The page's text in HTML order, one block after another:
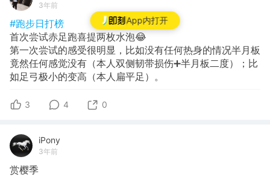
App内打开
3年前
#跑步日打榜
首次尝试赤足跑喜提两枚水泡😂
第一次尝试的感受很明显，比如没有任何热身的情况半月板
竟然任何感觉没有（本人双侧韧带损伤➕半月板二度）；比
如足弓极小的变高（本人扁平足）。
3 4 0
iPony
3年前
赏樱季